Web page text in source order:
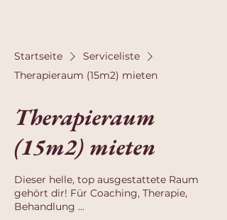
Startseite
Serviceliste
Therapieraum (15m2) mieten
Therapieraum
(15m2) mieten
Dieser helle, top ausgestattete Raum
gehört dir! Für Coaching, Therapie,
Behandlung ...